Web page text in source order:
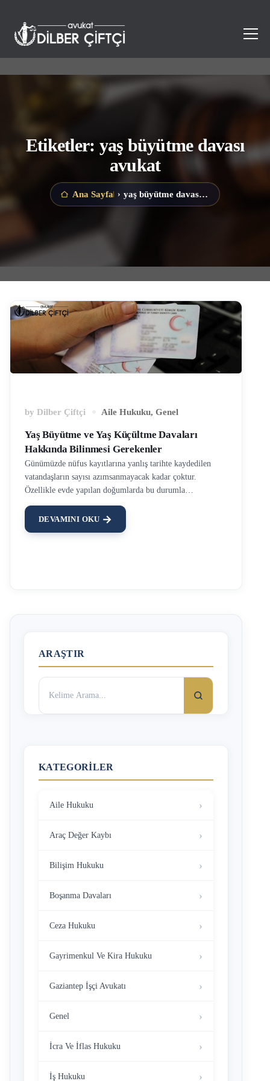
Etiketler: yaş büyütme davası
avukat
Ana Sayfa › yaş büyütme davası avukat
by Dilber Çiftçi Aile Hukuku, Genel
Yaş Büyütme ve Yaş Küçültme Davaları
Hakkında Bilinmesi Gerekenler
Günümüzde nüfus kayıtlarına yanlış tarihte kaydedilen
vatandaşların sayısı azımsanmayacak kadar çoktur.
Özellikle evde yapılan doğumlarda bu durumla
gelecek yaşantısına olan negatif etkisini ortadan kaldırmak
için nüfus kaydının düzeltilmesi davalarını öngörmüştür.
yaratmayacak iken …
DEVAMINI OKU
ARAŞTIR
Arama:
KATEGORILER
Aile Hukuku
Araç Değer Kaybı
Bilişim Hukuku
Boşanma Davaları
Ceza Hukuku
Gayrimenkul Ve Kira Hukuku
Gaziantep İşçi Avukatı
Genel
İcra Ve İflas Hukuku
İş Hukuku